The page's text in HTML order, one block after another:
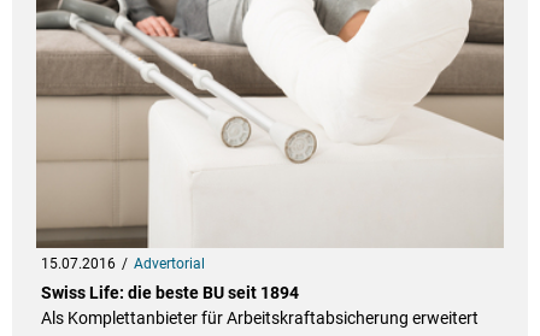
15.07.2016 Advertorial
Swiss Life: die beste BU seit 1894
Als Komplettanbieter für Arbeitskraftabsicherung erweitert